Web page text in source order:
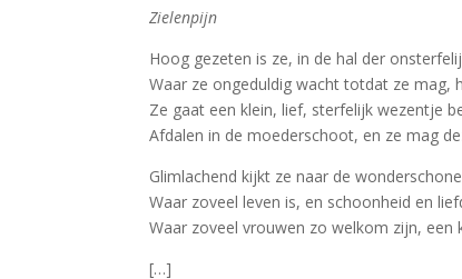
Zielenpijn
Hoog gezeten is ze, in de hal der
Waar ze ongeduldig wacht totdat ze mag,
Ze gaat een klein, lief, sterfelijk wezentje
Afdalen in de moederschoot, en ze mag
Glimlachend kijkt ze naar de
Waar zoveel leven is, en schoonheid en
Waar zoveel vrouwen zo welkom zijn, een
[…]